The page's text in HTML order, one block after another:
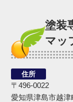
塗装
マッ
住所
〒496-0022
愛知県津島市越